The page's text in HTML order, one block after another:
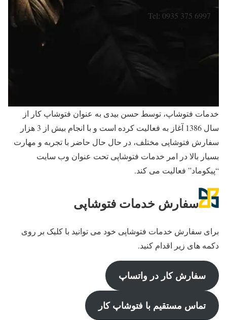
Tel: 0935 375 6997
خدمات فتوشاپ، توسط حسن بیدی به عنوان فتوشاپ کار از
سال 1386 آغاز به فعالیت کرده است و با انجام بیش از 3 هزار
سفارش فتوشاپی مختلف، در حال حال حاضر با تجربه و مهارت
بسیار بالا در امر خدمات فتوشاپی تحت عنوان وب سایت
“پیکوماد” فعالیت می کند.
سفارش خدمات فتوشاپی
برای سفارش خدمات فتوشاپی خود می توانید با کلیک بر روی
دکمه های زیر اقدام کنید.
سفارش کار در واتساپ
تماس مستقیم با فتوشاپ کار